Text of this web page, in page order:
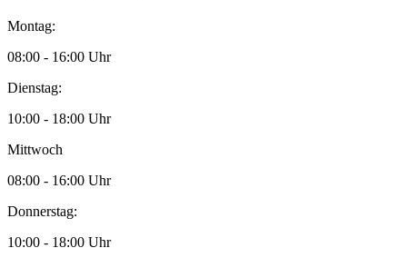
Montag:
08:00 - 16:00 Uhr
Dienstag:
10:00 - 18:00 Uhr
Mittwoch
08:00 - 16:00 Uhr
Donnerstag:
10:00 - 18:00 Uhr